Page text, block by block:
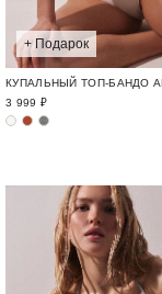
+ Подарок
3 999 ₽